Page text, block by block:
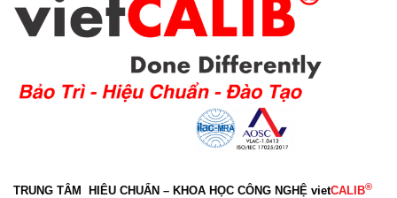
TRUNG TÂM HIÊU CHUẨN – KHOA HỌC CÔNG NGHỆ vietCALIB®